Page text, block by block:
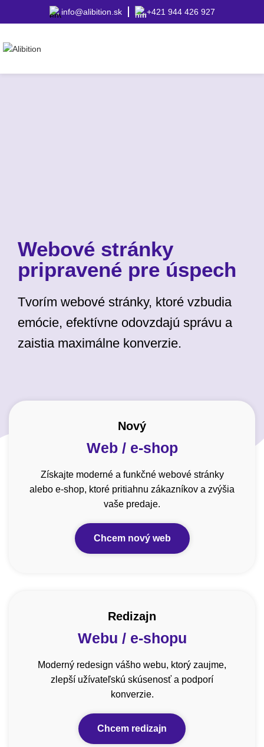
info@alibition.sk +421 944 426 927
Webové stránky
pripravené pre úspech
Tvorím webové stránky, ktoré vzbudia
emócie, efektívne odovzdajú správu a
zaistia maximálne konverzie.
Nový
Web / e-shop
Získajte moderné a funkčné webové stránky
alebo e-shop, ktoré pritiahnu zákazníkov a zvýšia
vaše predaje.
Chcem nový web
Redizajn
Webu / e-shopu
Moderný redesign vášho webu, ktorý zaujme,
zlepší užívateľskú skúsenosť a podporí
konverzie.
Chcem redizajn